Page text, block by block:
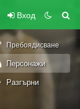
Вход
Пребоядисване
Персонажи
Разгърни